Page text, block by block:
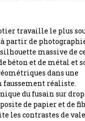
travaille le plus
partir de
massive de
béton et de métal et
dans une
réaliste.
du fusain sur
de papier et de
les contrastes de